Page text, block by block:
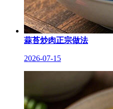
蒜苔炒肉正宗做法
2026-07-15